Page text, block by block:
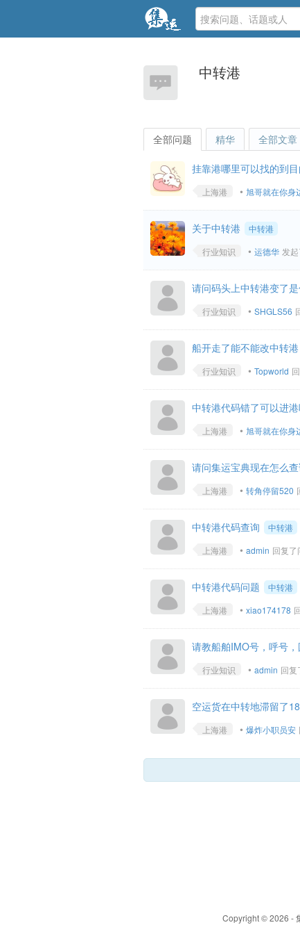
中转港
全部问题 精华 全部文章
挂靠港哪里可以找的到
上海港
• 旭哥就在你身
关于中转港
中转港
行业知识
• 运德华 发
请问码头上中转港变了
行业知识
• SHGLS56
船开走了能不能改中转港
行业知识
• Topworld
中转港代码错了可以进
上海港
• 旭哥就在你身
请问集运宝典现在怎么
上海港
• 转角停留520
中转港代码查询
中转港
上海港
• admin 回复了
中转港代码问题
中转港
上海港
• xiao174178
请教船舶IMO号，呼号
行业知识
• admin 回复
空运货在中转地滞留了
上海港
• 爆炸小职员安
Copyright © 2026 -